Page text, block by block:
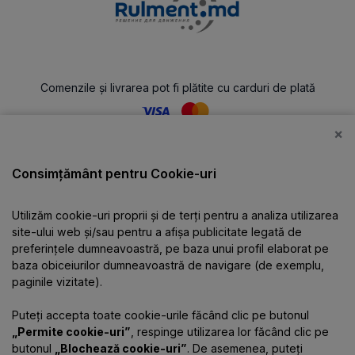
Comenzile și livrarea pot fi plătite cu carduri de plată
Catalog
Despre companie
Informații
Contacte
×
Consimțământ pentru Cookie-uri
Utilizăm cookie-uri proprii și de terți pentru a analiza utilizarea
site-ului web și/sau pentru a afișa publicitate legată de
preferințele dumneavoastră, pe baza unui profil elaborat pe
baza obiceiurilor dumneavoastră de navigare (de exemplu,
paginile vizitate).
Puteți accepta toate cookie-urile făcând clic pe butonul
„Permite cookie-uri” , respinge utilizarea lor făcând clic pe
butonul
„Blochează cookie-uri”. De asemenea, puteți